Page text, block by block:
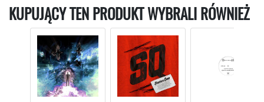
KUPUJĄCY TEN PRODUKT WYBRALI RÓWNIEŻ